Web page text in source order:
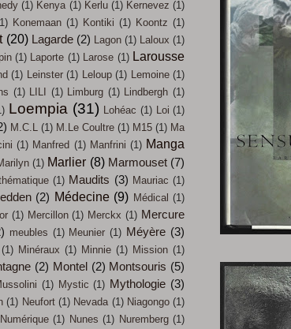
(1) Kenya (1) Kerlu (1) Kernevez (1)
Konemaan (1) Kontiki (1) Koontz (1)
(20) Lagarde (2) Lagon (1) Laloux (1)
(1) Laporte (1) Larose (1) Larousse
(1) Leinster (1) Leloup (1) Lemoine (1)
(1) LILI (1) Limburg (1) Lindbergh (1)
Loempia (31) Lohéac (1) Loi (1)
M.C.L (1) M.Le Coultre (1) M15 (1) Ma
(1) Manfred (1) Manfrini (1) Manga
(1) Marlier (8) Marmouset (7)
(1) Maudits (3) Mauriac (1)
(2) Médecine (9) Médical (1)
(1) Mercillon (1) Merckx (1) Mercure
meubles (1) Meunier (1) Méyère (3)
(1) Minéraux (1) Minnie (1) Mission (1)
(2) Montel (2) Montsouris (5)
(1) Mystic (1) Mythologie (3)
(1) Neufort (1) Nevada (1) Niagongo (1)
Numérique (1) Nunes (1) Nuremberg (1)